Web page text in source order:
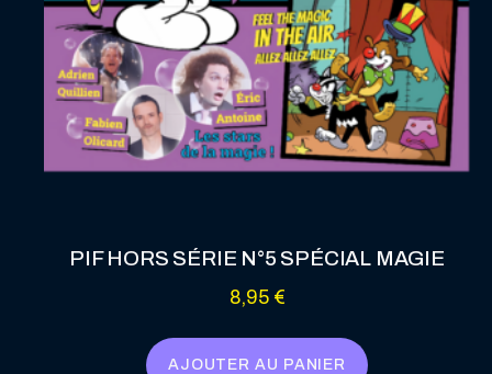
PIF HORS SÉRIE N°5 SPÉCIAL MAGIE
8,95 €
AJOUTER AU PANIER